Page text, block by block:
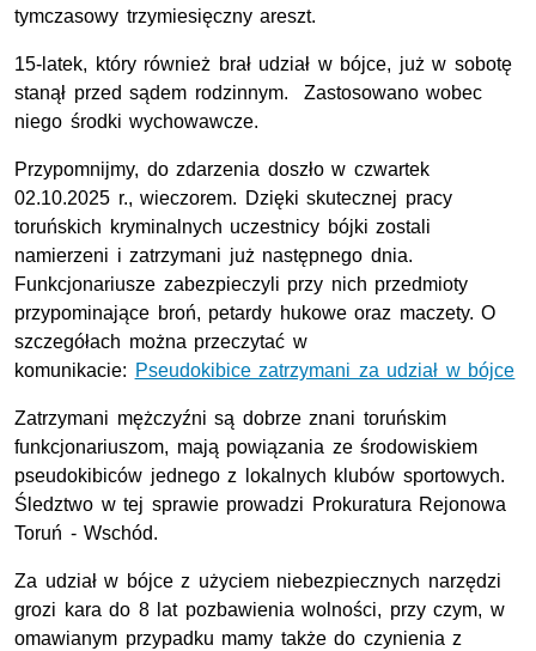
tymczasowy trzymiesięczny areszt.
15-latek, który również brał udział w bójce, już w sobotę
stanął przed sądem rodzinnym. Zastosowano wobec
niego środki wychowawcze.
Przypomnijmy, do zdarzenia doszło w czwartek
02.10.2025 r., wieczorem. Dzięki skutecznej pracy
toruńskich kryminalnych uczestnicy bójki zostali
namierzeni i zatrzymani już następnego dnia.
Funkcjonariusze zabezpieczyli przy nich przedmioty
przypominające broń, petardy hukowe oraz maczety. O
szczegółach można przeczytać w
komunikacie: Pseudokibice zatrzymani za udział w bójce
Zatrzymani mężczyźni są dobrze znani toruńskim
funkcjonariuszom, mają powiązania ze środowiskiem
pseudokibiców jednego z lokalnych klubów sportowych.
Śledztwo w tej sprawie prowadzi Prokuratura Rejonowa
Toruń - Wschód.
Za udział w bójce z użyciem niebezpiecznych narzędzi
grozi kara do 8 lat pozbawienia wolności, przy czym, w
omawianym przypadku mamy także do czynienia z